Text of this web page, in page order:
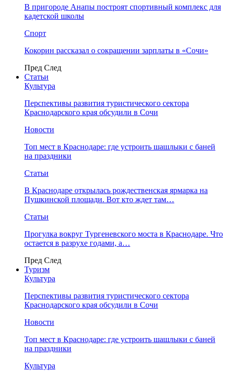
В пригороде Анапы построят спортивный комплекс для
кадетской школы
Спорт
Кокорин рассказал о сокращении зарплаты в «Сочи»
Пред След
Статьи
Культура
Перспективы развития туристического сектора
Краснодарского края обсудили в Сочи
Новости
Топ мест в Краснодаре: где устроить шашлыки с баней
на праздники
Статьи
В Краснодаре открылась рождественская ярмарка на
Пушкинской площади. Вот кто ждет там…
Статьи
Прогулка вокруг Тургеневского моста в Краснодаре. Что
остается в разрухе годами, а…
Пред След
Туризм
Культура
Перспективы развития туристического сектора
Краснодарского края обсудили в Сочи
Новости
Топ мест в Краснодаре: где устроить шашлыки с баней
на праздники
Культура